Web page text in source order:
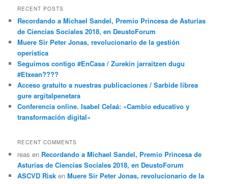
RECENT POSTS
Recordando a Michael Sandel, Premio Princesa de Asturias
de Ciencias Sociales 2018, en DeustoForum
Muere Sir Peter Jonas, revolucionario de la gestión
operística
Seguimos contigo #EnCasa / Zurekin jarraitzen dugu
#Etxean????
Acceso gratuito a nuestras publicaciones / Sarbide librea
gure argitalpenetara
Conferencia online. Isabel Celaá: «Cambio educativo y
transformación digital»
RECENT COMMENTS
reas en Recordando a Michael Sandel, Premio Princesa de
Asturias de Ciencias Sociales 2018, en DeustoForum
ASCVD Risk enMuere Sir Peter Jonas, revolucionario de la